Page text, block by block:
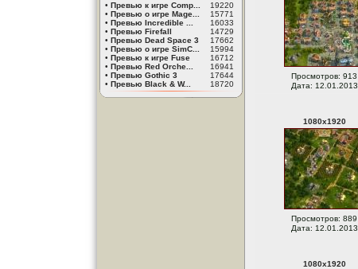
• Превью к игре Comp...
19220
• Превью о игре Mage...
15771
• Превью Incredible ...
16033
• Превью Firefall
14729
• Превью Dead Space 3
17662
• Превью о игре SimC...
15994
• Превью к игре Fuse
16712
• Превью Red Orche...
16941
• Превью Gothic 3
17644
• Превью Black & W... 18720
Просмотров: 913
Дата: 12.01.2013
1080x1920
Просмотров: 889
Дата: 12.01.2013
1080x1920